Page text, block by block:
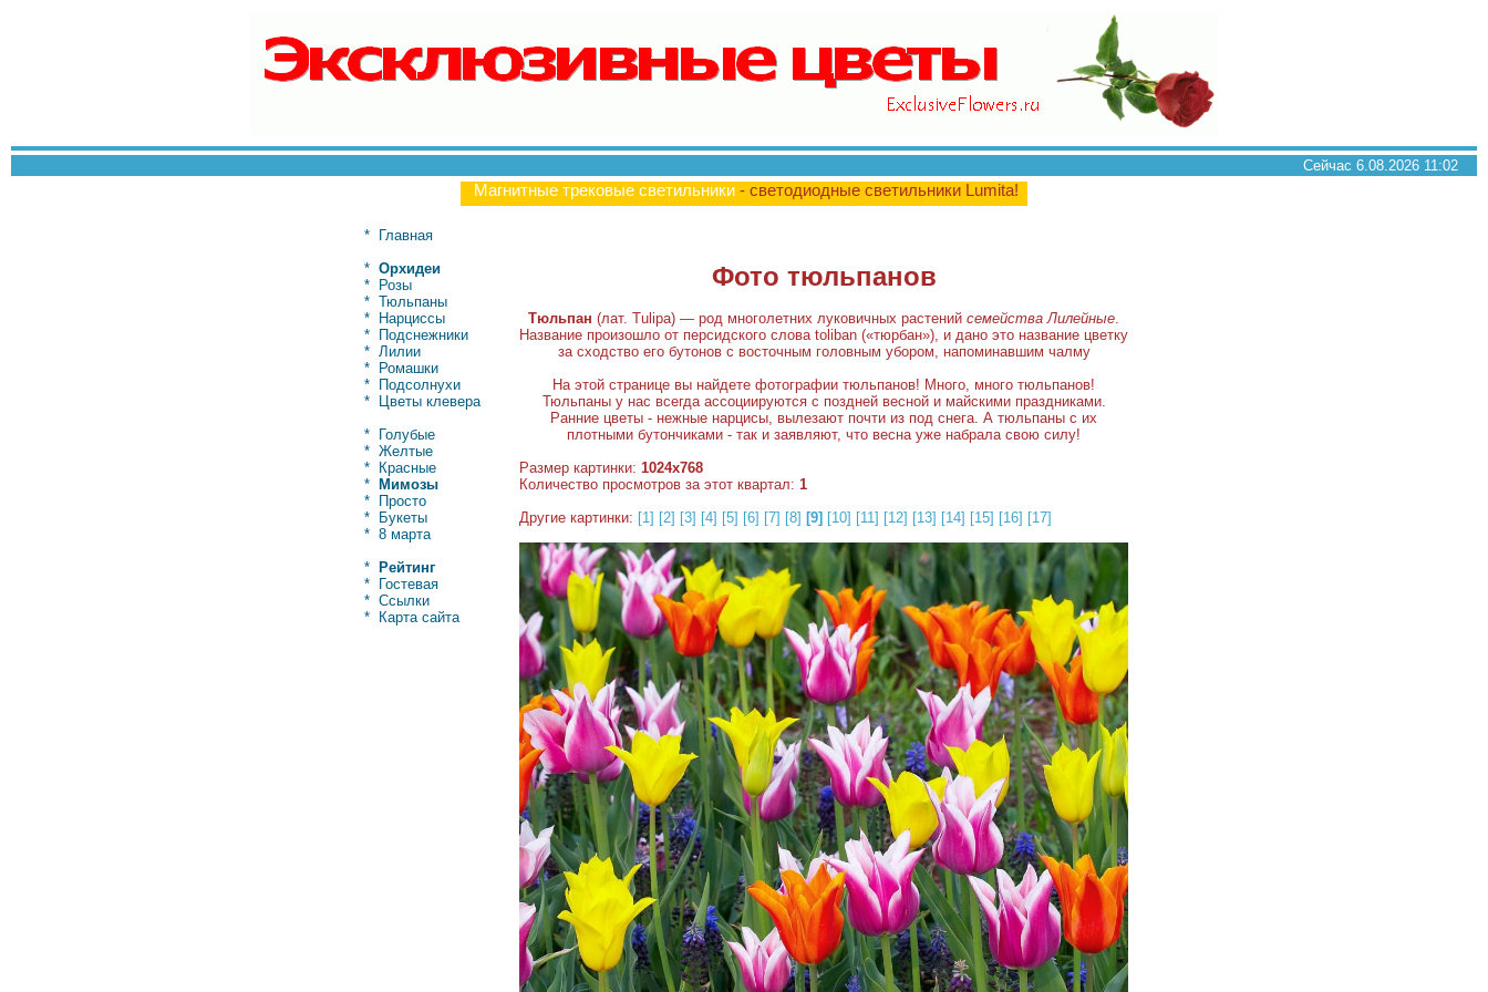
Сейчас 6.08.2026 11:02
Магнитные трековые светильники - светодиодные светильники Lumita!
*
Главная
* Орхидеи
*
Розы
* Тюльпаны
*
Нарциссы
*
Подснежники
* Лилии
*
Ромашки
*
Подсолнухи
*
Цветы клевера
*
Голубые
* Желтые
*
Красные
*
Мимозы
*
Просто
*
Букеты
* 8 марта
*
Рейтинг
*
Гостевая
* Ссылки
*
Карта сайта
Фото тюльпанов
Тюльпан (лат. Tulipa) — род многолетних луковичных растений семейства Лилейные.
Название произошло от персидского слова toliban («тюрбан»), и дано это название цветку
за сходство его бутонов с восточным головным убором, напоминавшим чалму
На этой странице вы найдете фотографии тюльпанов! Много, много тюльпанов!
Тюльпаны у нас всегда ассоциируются с поздней весной и майскими праздниками.
Ранние цветы - нежные нарцисы, вылезают почти из под снега. А тюльпаны с их
плотными бутончиками - так и заявляют, что весна уже набрала свою силу!
Размер картинки: 1024x768
Количество просмотров за этот квартал: 1
Другие картинки: [1] [2] [3] [4] [5] [6] [7] [8] [9] [10] [11] [12] [13] [14] [15] [16] [17]